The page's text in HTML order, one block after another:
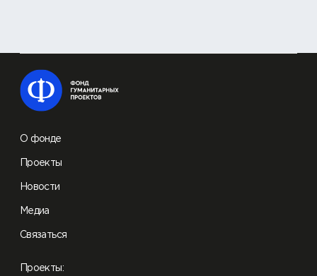
О фонде
Проекты
Новости
Медиа
Связаться
Проекты: